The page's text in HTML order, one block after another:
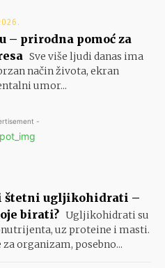
– prirodna pomoć za
Sve više ljudi danas ima
način života, ekran
umor...
-
štetni ugljikohidrati –
birati? Ugljikohidrati su
uz proteine i masti.
organizam, posebno...